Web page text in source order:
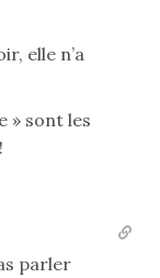
elle n’a
» sont les
parler